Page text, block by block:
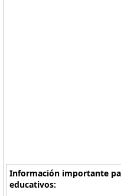
Información importante
educativos: